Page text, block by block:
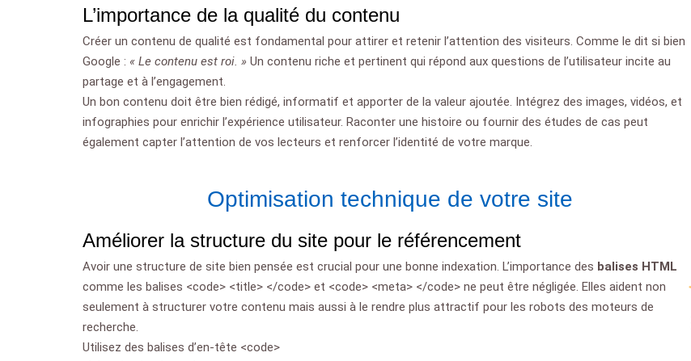
L’importance de la qualité du contenu
Créer un contenu de qualité est fondamental pour attirer et retenir l’attention des visiteurs. Comme le dit si bien
Google : « Le contenu est roi. » Un contenu riche et pertinent qui répond aux questions de l’utilisateur incite au
partage et à l’engagement.
Un bon contenu doit être bien rédigé, informatif et apporter de la valeur ajoutée. Intégrez des images, vidéos, et
infographies pour enrichir l’expérience utilisateur. Raconter une histoire ou fournir des études de cas peut
également capter l’attention de vos lecteurs et renforcer l’identité de votre marque.
Optimisation technique de votre site
Améliorer la structure du site pour le référencement
Avoir une structure de site bien pensée est crucial pour une bonne indexation. L’importance des balises HTML
comme les balises <code> <title> </code> et <code> <meta> </code> ne peut être négligée. Elles aident non
seulement à structurer votre contenu mais aussi à le rendre plus attractif pour les robots des moteurs de
recherche.
Utilisez des balises d’en-tête <code>